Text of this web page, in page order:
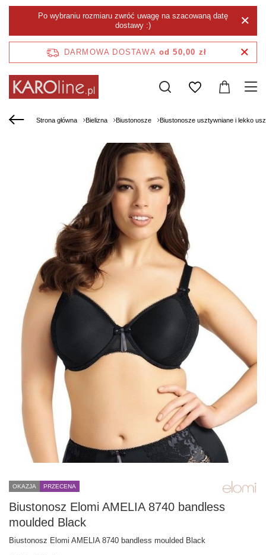
Po wybraniu rozmiaru zwróć uwagę na szacowaną datę
dostawy :)
DARMOWA DOSTAWA od 50,00 zł
Strona główna Bielizna Biustonosze Biustonosze usztywniane i lekko
OKAZJA PRZECENA
Biustonosz Elomi AMELIA 8740 bandless
moulded Black
Biustonosz Elomi AMELIA 8740 bandless moulded Black